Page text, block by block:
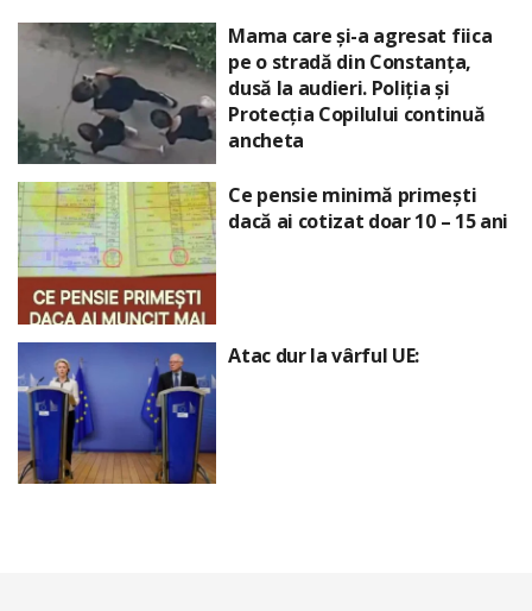
Mama care și-a agresat fiica
pe o stradă din Constanța,
dusă la audieri. Poliția și
Protecția Copilului continuă
ancheta
Ce pensie minimă primești
dacă ai cotizat doar 10 – 15 ani
Atac dur la vârful UE: